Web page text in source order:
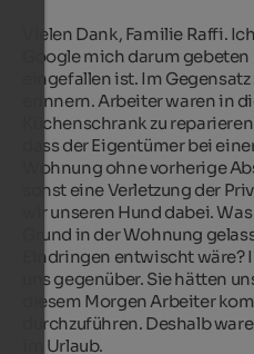
Vielen Dank, Familie Raffi.
Google mich darum
eingefallen ist. Im
erinnern. Arbeiter waren in
Küchenschrank zu
dass der Eigentümer bei
Wohnung ohne vorherige
sonst eine Verletzung der
wir unseren Hund dabei.
Grund in der Wohnung
Eindringen entwischt
uns gegenüber. Sie hätten
diesem Morgen Arbeiter
durchzuführen. Deshalb
im Urlaub.